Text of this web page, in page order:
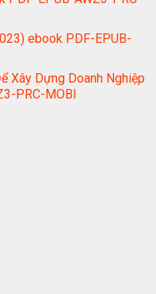
ebook PDF-EPUB-
Xây Dựng Doanh Nghiệp
PRC-MOBI